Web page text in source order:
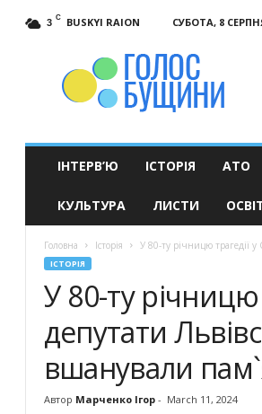
3 C BUSKYI RAION СУБОТА, 8
ІНТЕРВ’Ю ІСТОРІЯ АТО
КУЛЬТУРА ЛИСТИ
Головна Історія У 80-ту річницю трагедії у
ІСТОРІЯ
У 80-ту річницю
депутати
вшанували
Автор Марченко Ігор- March 11, 2024